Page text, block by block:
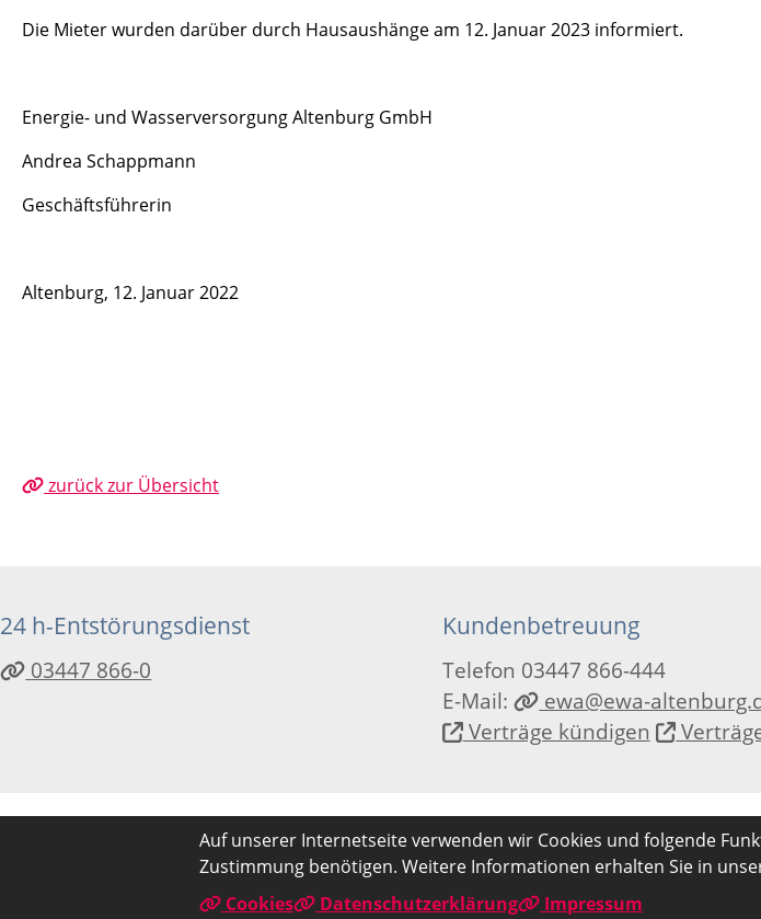
Die Mieter wurden darüber durch Hausaushänge am 12. Januar 2023 informiert.
Energie- und Wasserversorgung Altenburg GmbH
Andrea Schappmann
Geschäftsführerin
Altenburg, 12. Januar 2022
zurück zur Übersicht
24 h-Entstörungsdienst
03447 866-0
Kundenbetreuung
Telefon 03447 866-444
E-Mail:
ewa@ewa-
Verträge kündigen
Auf unserer Internetseite verwenden wir Cookies und folgende
Zustimmung benötigen. Weitere Informationen erhalten Sie in
Cookies
Datenschutzerklärung Impressum